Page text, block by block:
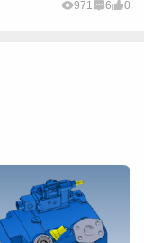
971 6 0